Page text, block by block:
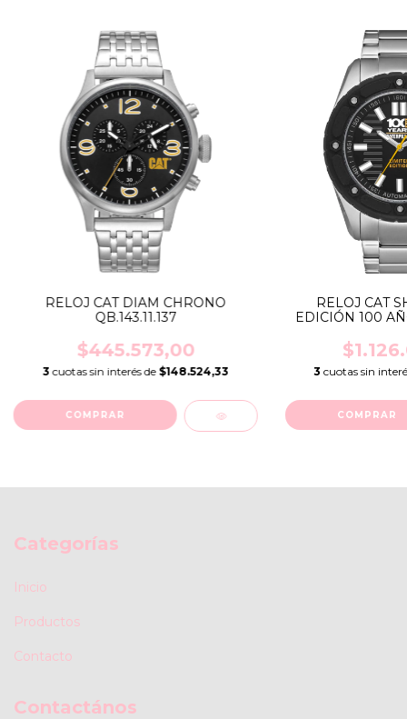
RELOJ CAT DIAM CHRONO
QB.143.11.137
$445.573,00
3 cuotas sin interés de $148.524,33
RELOJ CAT
EDICIÓN 100
3 cuotas sin
Categorías
Inicio
Productos
Contacto
Contactános